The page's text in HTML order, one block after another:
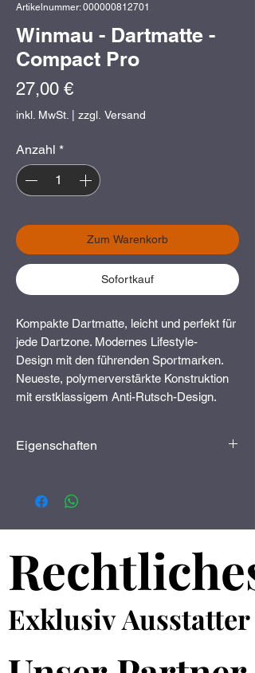
Artikelnummer: 000000812701
Winmau - Dartmatte -
Compact Pro
27,00 €Preis
inkl. MwSt. zzgl. Versand
Anzahl *
Zum Warenkorb
Sofortkauf
Kompakte Dartmatte, leicht und perfekt für
jede Dartzone. Modernes Lifestyle-
Design mit den führenden Sportmarken.
Neueste, polymerverstärkte Konstruktion
mit erstklassigem Anti-Rutsch-Design.
Die Matte hat die Maße 76 x 59 cm.
Eigenschaften
Versandart: Paketversand
Rechtliches
Rechtliches
Exklusiv Ausstatter
Exklusiv Ausstatter